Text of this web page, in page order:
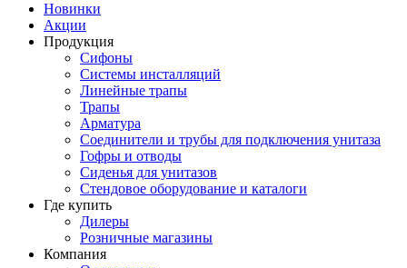
Новинки
Акции
Продукция
Сифоны
Системы инсталляций
Линейные трапы
Трапы
Арматура
Соединители и трубы для подключения унитаза
Гофры и отводы
Сиденья для унитазов
Стендовое оборудование и каталоги
Где купить
Дилеры
Розничные магазины
Компания